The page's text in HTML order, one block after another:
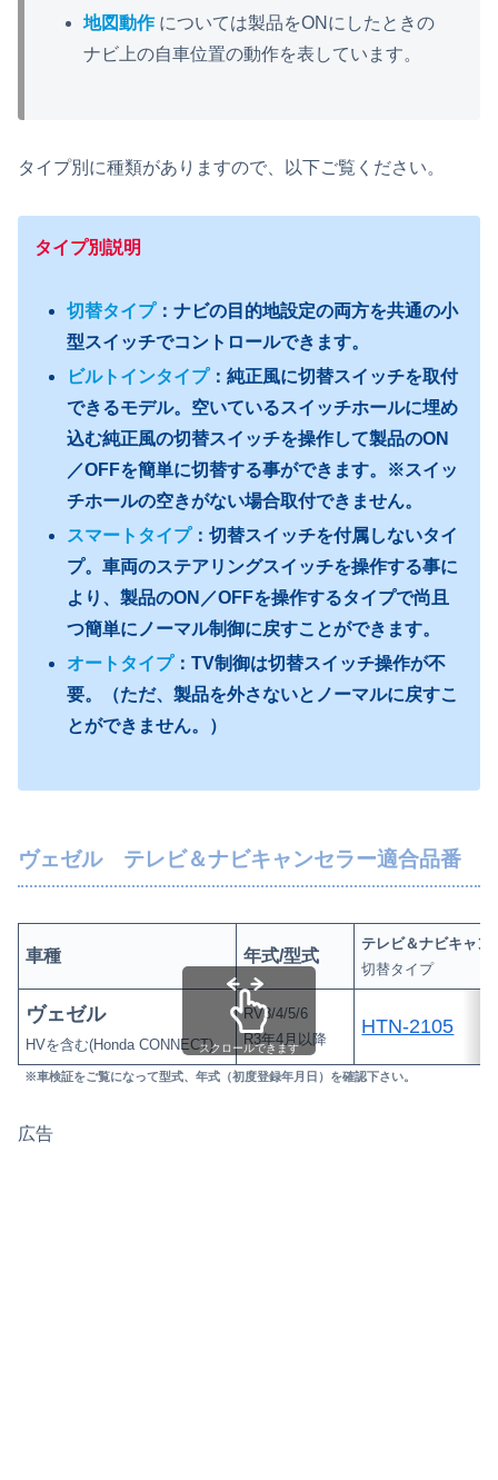
地図動作 については製品をONにしたときの
ナビ上の自車位置の動作を表しています。
タイプ別に種類がありますので、以下ご覧ください。
タイプ別説明
切替タイプ：ナビの目的地設定の両方を共通の小
型スイッチでコントロールできます。
ビルトインタイプ：純正風に切替スイッチを取付
できるモデル。空いているスイッチホールに埋め
込む純正風の切替スイッチを操作して製品のON
／OFFを簡単に切替する事ができます。※スイッ
チホールの空きがない場合取付できません。
スマートタイプ：切替スイッチを付属しないタイ
プ。車両のステアリングスイッチを操作する事に
より、製品のON／OFFを操作するタイプで尚且
つ簡単にノーマル制御に戻すことができます。
オートタイプ：TV制御は切替スイッチ操作が不
要。（ただ、製品を外さないとノーマルに戻すこ
とができません。）
ヴェゼル テレビ＆ナビキャンセラー適合品番
車種 年式/型式
テレビ＆ナビキャン
切替タイプ
ヴェゼル
HVを含む(Honda CONNECT)
RV3/4/5/6
R3年4月以降
HTN-2105
スクロールできます
※車検証をご覧になって型式、年式（初度登録年月日）を確認下さい。
広告